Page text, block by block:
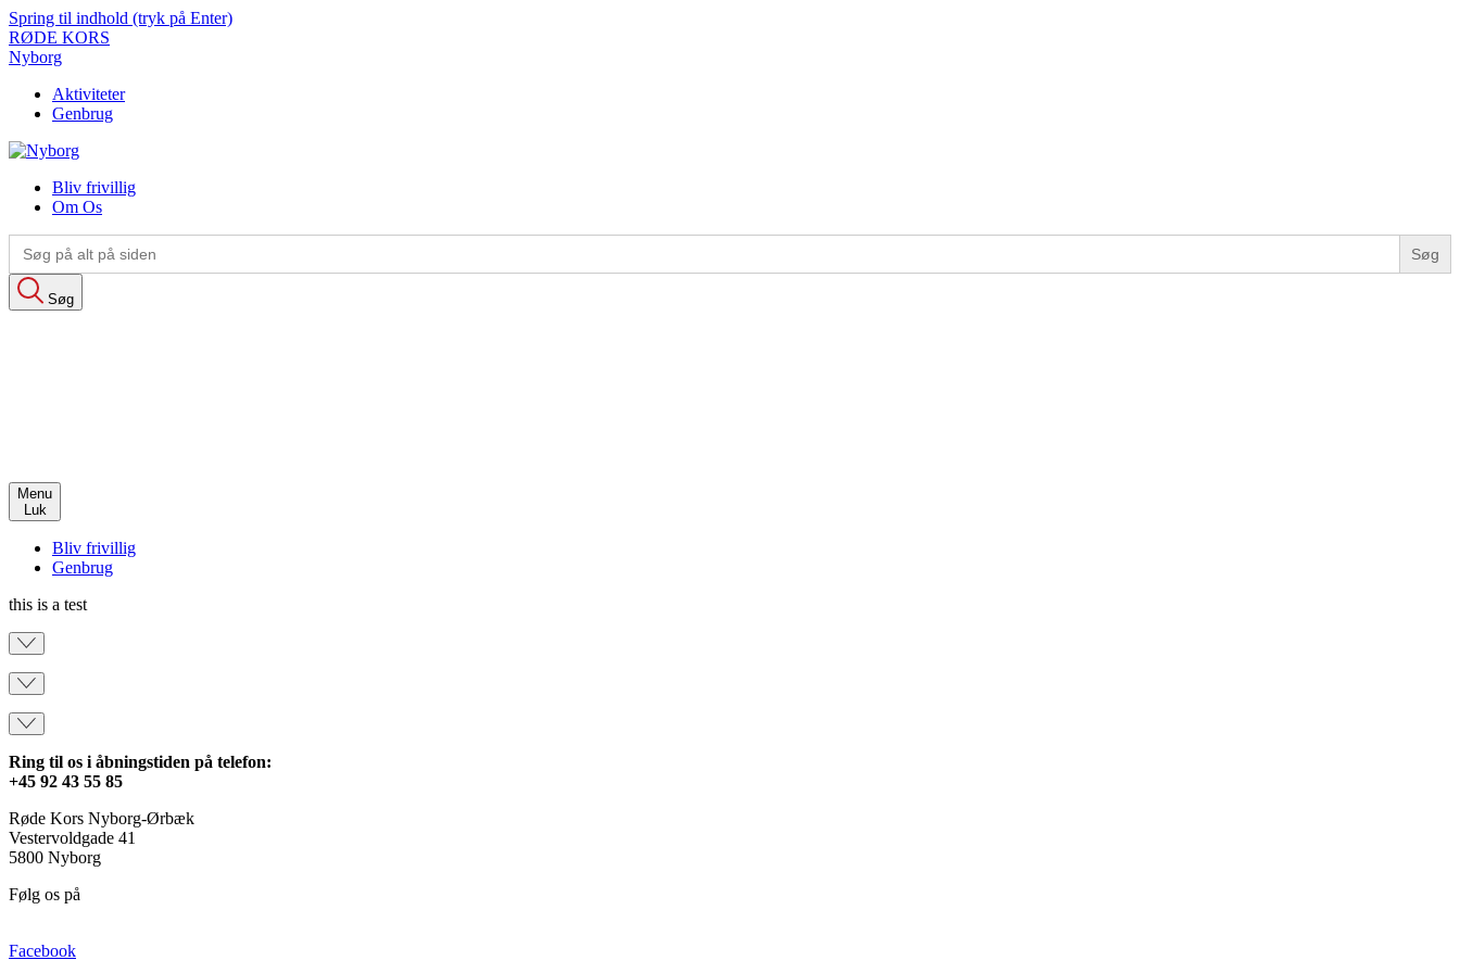
Spring til indhold (tryk på Enter)
RØDE KORS
Nyborg
Aktiviteter
Genbrug
Bliv frivillig
Om Os
Search
for:
Søg
Menu
Luk
Bliv frivillig
Genbrug
this is a test
Ring til os i åbningstiden på telefon:
+45 92 43 55 85
Røde Kors Nyborg-Ørbæk
Vestervoldgade 41
5800 Nyborg
Følg os på
Facebook